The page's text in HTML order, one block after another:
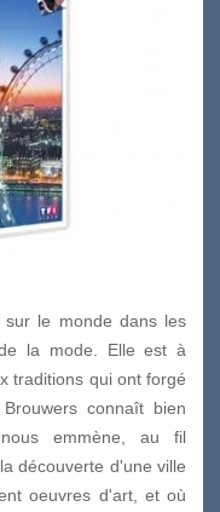
sur le monde dans les
la mode. Elle est à
traditions qui ont forgé
connaît bien
emmène, au fil
découverte d'une ville
oeuvres d'art, et où